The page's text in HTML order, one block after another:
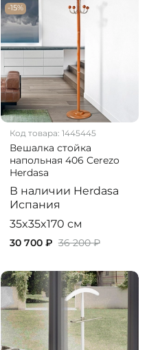
-15%
Код товара: 1445445
Вешалка стойка
напольная 406 Cerezo
Herdasa
В наличии Herdasa
Испания
35x35x170 см
30 700 ₽ 36 200 ₽